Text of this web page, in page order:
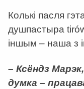
Колькі пасля
душпастыра
іншым – наша з
– Ксёндз
думка –